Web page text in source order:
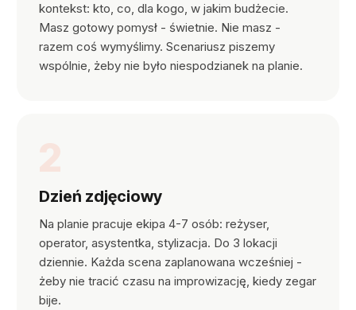
kontekst: kto, co, dla kogo, w jakim budżecie.
Masz gotowy pomysł - świetnie. Nie masz -
razem coś wymyślimy. Scenariusz piszemy
wspólnie, żeby nie było niespodzianek na planie.
2
Dzień zdjęciowy
Na planie pracuje ekipa 4-7 osób: reżyser,
operator, asystentka, stylizacja. Do 3 lokacji
dziennie. Każda scena zaplanowana wcześniej -
żeby nie tracić czasu na improwizację, kiedy zegar
bije.